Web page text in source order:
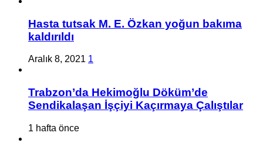
Hasta tutsak M. E. Özkan yoğun bakıma
kaldırıldı
Aralık 8, 2021 1
Trabzon’da Hekimoğlu Döküm’de
Sendikalaşan İşçiyi Kaçırmaya Çalıştılar
1 hafta önce